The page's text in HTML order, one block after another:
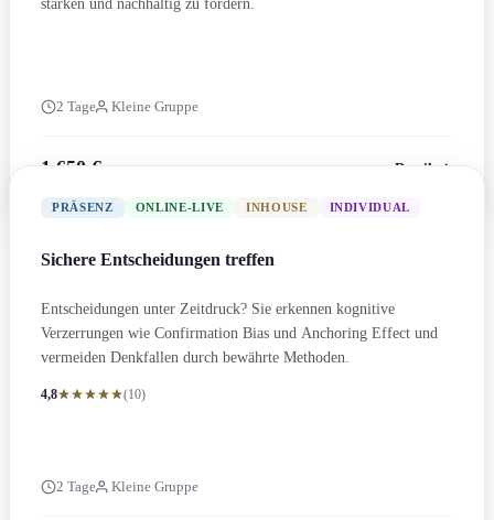
stärken und nachhaltig zu fördern.
2 Tage Kleine Gruppe
1.650 € Details
PRÄSENZ ONLINE-LIVE INHOUSE INDIVIDUAL
Sichere Entscheidung­en treffen
Entscheidung­en unter Zeitdruck? Sie erkennen kognitive
Verzerrung­en wie Confirmation Bias und Anchoring Effect und
vermeiden Denkfallen durch bewährte Methoden.
4,8 (10)
2 Tage Kleine Gruppe